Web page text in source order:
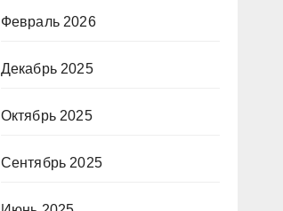
Февраль 2026
Декабрь 2025
Октябрь 2025
Сентябрь 2025